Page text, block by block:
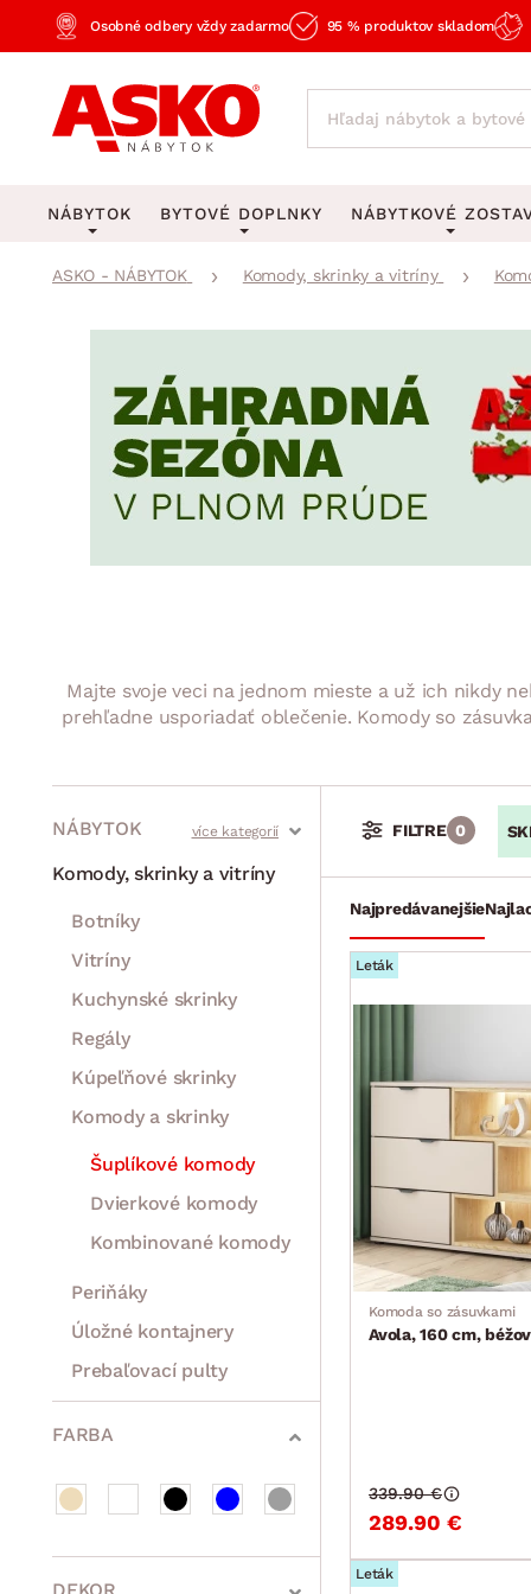
Osobné odbery vždy zadarmo 95 % produktov skladom
NÁBYTOK
Obývacia izba
Spálňa
Kúpeľňa
BYTOVÉ DOPLNKY
KOBERCE
Veľké a stredné koberce
Detské koberce
Kúpeľňové predložky
OSVETLENIE
Stolové lampy a
Lustre a závesné
Zobrazit vše
Závesy a žalúzie Panvice
NÁBYTKOVÉ
Obývacie
Spálňové
Kancelárske
Kuchynské
Detské
Predsieňové
ASKO - NÁBYTOK Komody, skrinky a vitríny
Majte svoje veci na jednom mieste a už ich nikdy
prehľadne usporiadať oblečenie. Komody so
NÁBYTOK
Stoly a stolíky
Kreslá a sedenia
Stoličky a lavice
Postele
Šatníkové skrine
Rošty
Matrace
Komody, skrinky a vitríny
Botníky
Vitríny
Kuchynské skrinky
Regály
Kúpeľňové skrinky
Komody a skrinky
Šuplíkové komody
Dvierkové komody
Kombinované komody
Periňáky
Úložné kontajnery
Prebaľovací pulty
Bytové doplnky
Sedacie súpravy a pohovky
Zostavy a steny
Drobný nábytok
Spotrebiče
FARBA
FILTRE 0
Najpredávanejšie
Leták
Komoda so zásuvkami
Avola, 160 cm,
289.90 €
339.90 €
Leták